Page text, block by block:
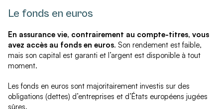
Le fonds en euros
En assurance vie, contrairement au compte-titres, vous
avez accès au fonds en euros. Son rendement est faible,
mais son capital est garanti et l’argent est disponible à tout
moment.
Les fonds en euros sont majoritairement investis sur des
obligations (dettes) d’entreprises et d’États européens jugées
sûres.